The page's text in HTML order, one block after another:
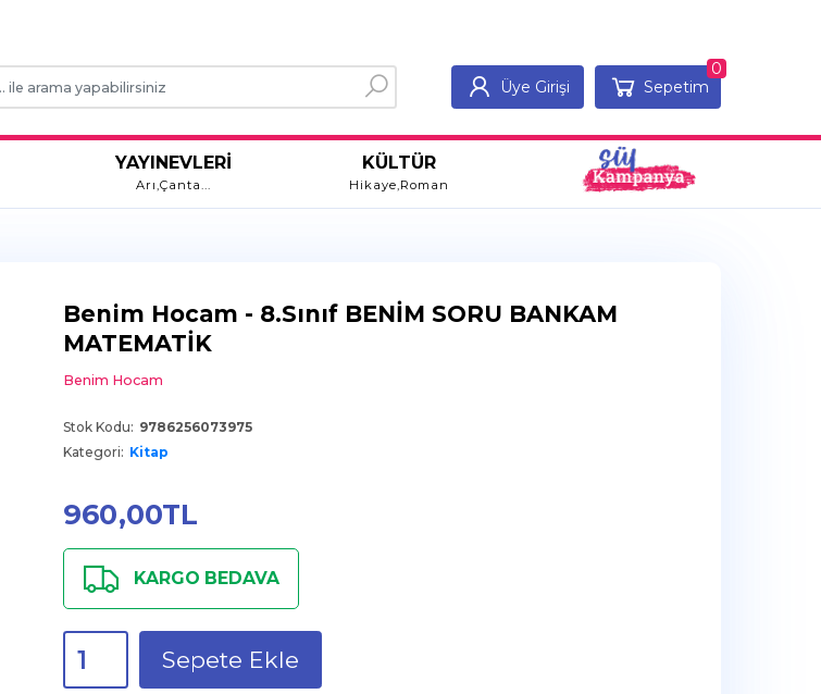
Üye Girişi Sepetim
0
YAYINEVLERİ
Arı,Çanta...
KÜLTÜR
Hikaye,Roman
Benim Hocam - 8.Sınıf BENİM SORU BANKAM
MATEMATİK
Benim Hocam
Stok Kodu: 9786256073975
Kategori: Kitap
960,00TL
KARGO BEDAVA
Sepete Ekle